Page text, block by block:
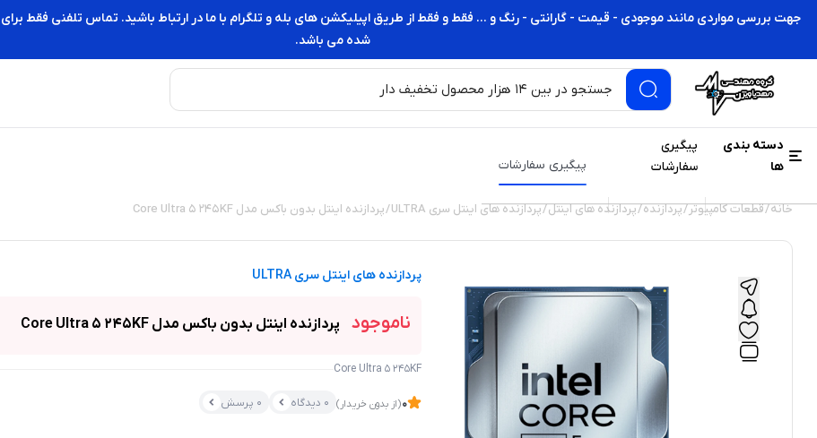
جهت بررسی مواردی مانند موجودی - قیمت - گارانتی - رنگ و ... فقط و فقط از طریق اپیلیکشن های بله و تلگرام با ما در ارتباط باشید. تماس تلفنی فقط
شده می باشد.
دسته بندی
ها
پیگیری
سفارشات
پیگیری سفارشات
خانه/قطعات کامپیوتر/پردازنده/پردازنده های اینتل/پردازنده های اینتل سری ULTRA / پردازنده اینتل بدون باکس مدل Core Ultra 5 245KF
پردازنده های اینتل سری ULTRA
ناموجود پردازنده اینتل بدون باکس مدل Core Ultra 5 245KF
Core Ultra 5 245KF
0(از بدون خریدار) 0 دیدگاه 0 پرسش